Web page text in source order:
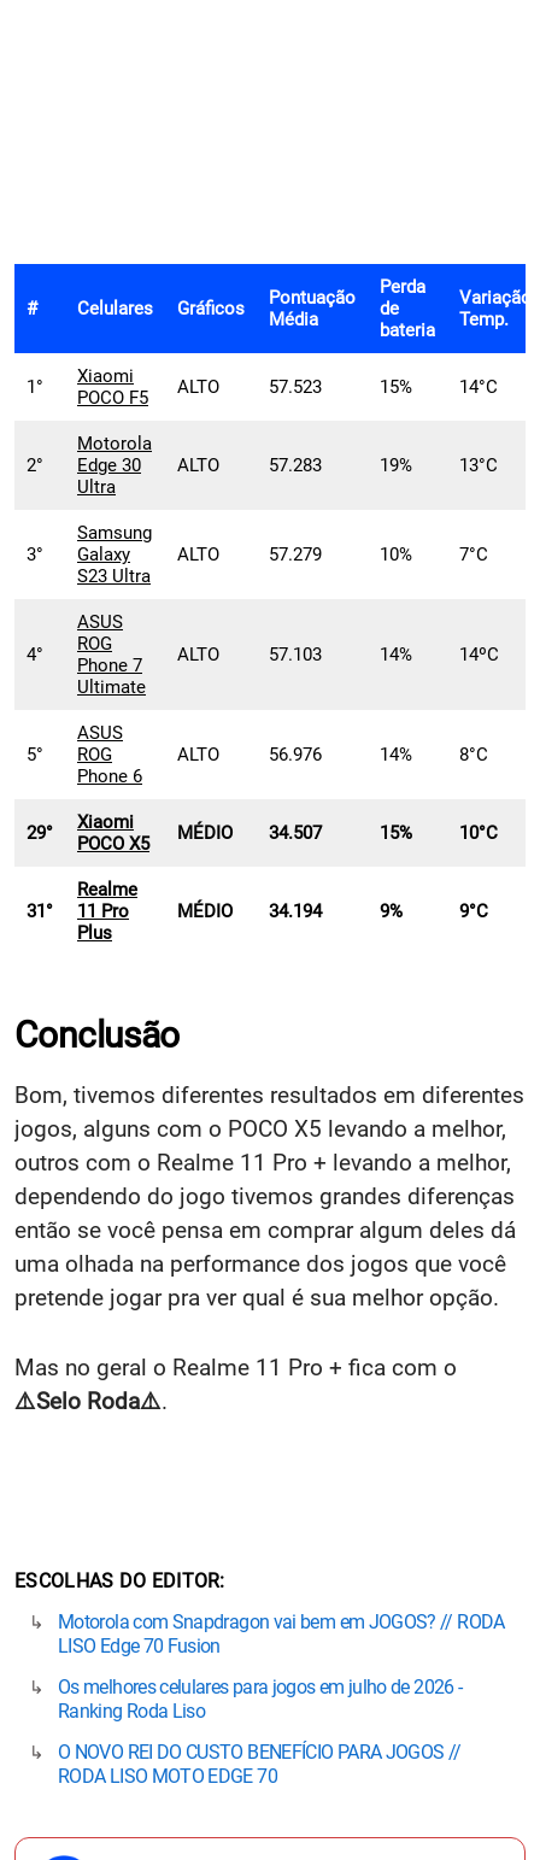
# Celulares Gráficos
Pontuação
Média
Perda
de
bateria
Variação
Temp.
1°
Xiaomi
POCO F5
ALTO 57.523 15% 14°C
2°
Motorola
Edge 30
Ultra
ALTO 57.283 19% 13°C
3°
Samsung
Galaxy
S23 Ultra
ALTO 57.279 10% 7°C
4°
ASUS
ROG
Phone 7
Ultimate
ALTO 57.103 14% 14ºC
5°
ASUS
ROG
Phone 6
ALTO 56.976 14% 8°C
29°
Xiaomi
POCO X5
MÉDIO 34.507 15% 10°C
31°
Realme
11 Pro
Plus
MÉDIO 34.194 9% 9°C
Conclusão
Bom, tivemos diferentes resultados em diferentes
jogos, alguns com o POCO X5 levando a melhor,
outros com o Realme 11 Pro + levando a melhor,
dependendo do jogo tivemos grandes diferenças
então se você pensa em comprar algum deles dá
uma olhada na performance dos jogos que você
pretende jogar pra ver qual é sua melhor opção.
Mas no geral o Realme 11 Pro + fica com o
⚠️Selo Roda⚠️.
ESCOLHAS DO EDITOR
Motorola com Snapdragon vai bem em JOGOS? // RODA
LISO Edge 70 Fusion
Os melhores celulares para jogos em julho de 2026 -
Ranking Roda Liso
O NOVO REI DO CUSTO BENEFÍCIO PARA JOGOS //
RODA LISO MOTO EDGE 70